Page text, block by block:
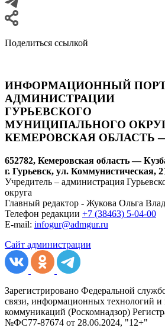
Поделиться ссылкой
ИНФОРМАЦИОННЫЙ
АДМИНИСТРАЦИИ
ГУРЬЕВСКОГО
МУНИЦИПАЛЬНОГО
КЕМЕРОВСКАЯ ОБЛАСТЬ
652782, Кемеровская область —
г. Гурьевск, ул. Коммунистическая,
Учредитель – администрация
округа
Главный редактор - Жукова Ольга
Телефон редакции +7 (38463) 5-04-00
E-mail: infogur@admgur.ru
Сайт администрации
Зарегистрировано Федеральной
связи, информационных технологий и
коммуникаций (Роскомнадзор)
№ФС77-87674 от 28.06.2024, "12+"